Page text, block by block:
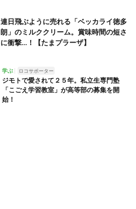
連日飛ぶように売れる「ベッカライ徳多
朗」のミルククリーム。賞味時間の短さ
に衝撃…！【たまプラーザ】
学ぶ ロコサポーター
ジモトで愛されて２５年。私立生専門塾
「こごえ学習教室」が高等部の募集を開
始！